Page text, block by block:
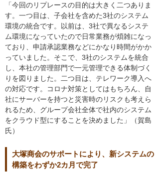
「今回のリプレースの目的は大きく二つありま
す。一つ目は、子会社を含めた3社のシステム
環境の統合です。以前は、3社で異なるシステ
ム環境になっていたので日常業務が煩雑になっ
ており、申請承認業務などにかなり時間がかか
っていました。そこで、3社のシステムを統合
し、本社の管理部門で一元管理できる体制づく
りを図りました。二つ目は、テレワーク導入へ
の対応です。コロナ対策としてはもちろん、自
社にサーバーを持つと災害時のリスクも考えら
れるため、グループ会社全体で社内のシステム
をクラウド型にすることを決めました」（賀島
氏）
大塚商会のサポートにより、新システムの
構築をわずか2カ月で完了